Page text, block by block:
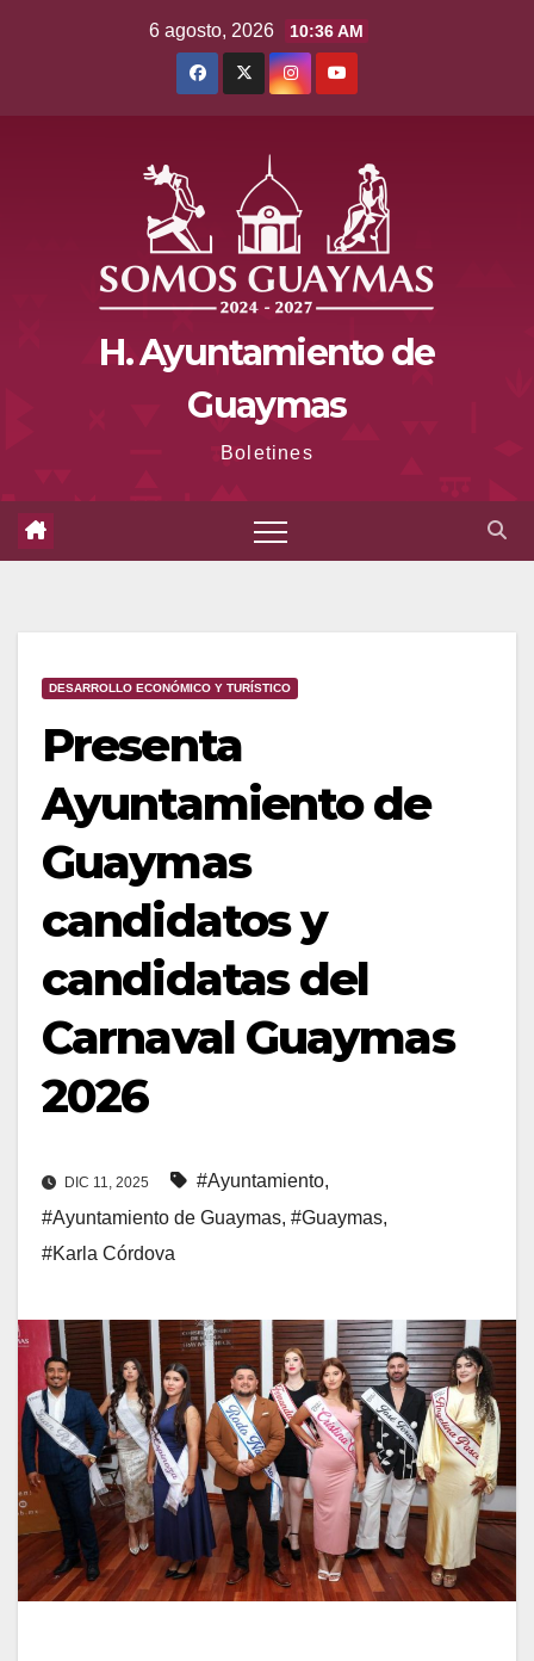
6 agosto, 2026 10:36 AM
H. Ayuntamiento de
Guaymas
Boletines
DESARROLLO ECONÓMICO Y TURÍSTICO
Presenta
Ayuntamiento de
Guaymas
candidatos y
candidatas del
Carnaval Guaymas
2026
DIC 11, 2025 #Ayuntamiento,
#Ayuntamiento de Guaymas, #Guaymas,
#Karla Córdova